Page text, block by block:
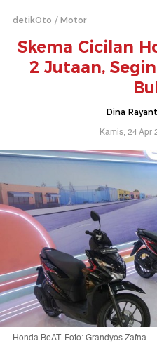
detikOto Motor
Skema Cicilan
2 Jutaan,
Dina
Kamis, 24 Apr
Honda BeAT. Foto: Grandyos Zafna